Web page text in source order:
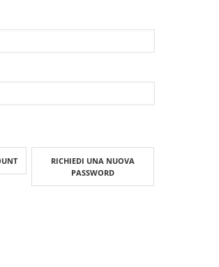
RICHIEDI UNA NUOVA
PASSWORD